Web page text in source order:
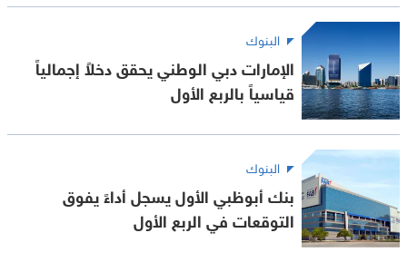
البنوك
الإمارات دبي الوطني يحقق دخلاً إجمالياً
قياسياً بالربع الأول
البنوك
بنك أبوظبي الأول يسجل أداءً يفوق
التوقعات في الربع الأول